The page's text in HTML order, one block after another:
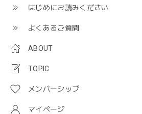
はじめにお読みください
よくあるご質問
ABOUT
TOPIC
メンバーシップ
マイページ